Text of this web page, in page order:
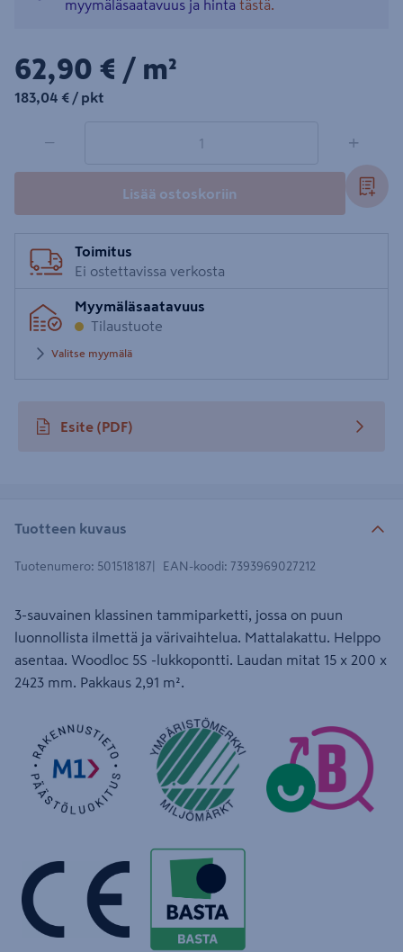
myymäläsaatavuus ja hinta tästä.
62,90€/m²
62,90 € / m²
183,04€/pkt
183,04 € / pkt
− +
Lisää ostoskoriin
Toimitus
Ei ostettavissa verkosta
Myymäläsaatavuus
Tilaustuote
Valitse myymälä
Esite (PDF)
avautuu uuteen välilehteen
Tuotteen kuvaus
Tuotenumero: 501518187 EAN-koodi: 7393969027212
3-sauvainen klassinen tammiparketti, jossa on puun
luonnollista ilmettä ja värivaihtelua. Mattalakattu. Helppo
asentaa. Woodloc 5S -lukkopontti. Laudan mitat 15 x 200 x
2423 mm. Pakkaus 2,91 m².